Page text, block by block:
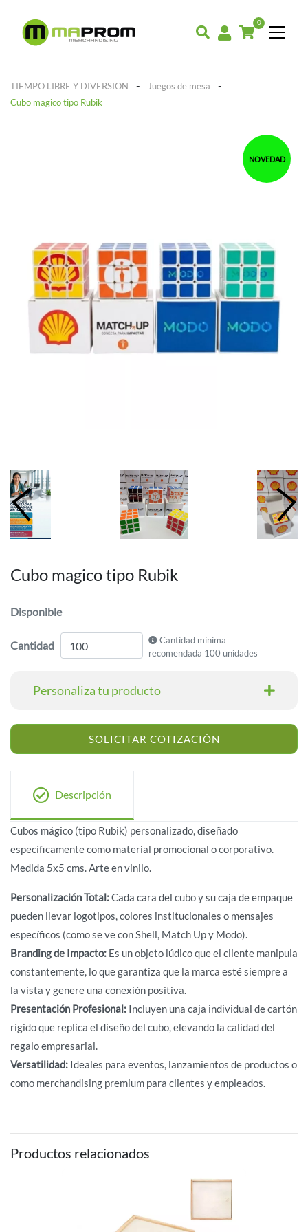
0
TIEMPO LIBRE Y DIVERSION - Juegos de mesa -
Cubo magico tipo Rubik
NOVEDAD
Cubo magico tipo Rubik
Disponible
Cantidad
Cantidad mínima
recomendada 100 unidades
Personaliza tu producto
SOLICITAR COTIZACIÓN
Descripción
Cubos mágico (tipo Rubik) personalizado, diseñado
específicamente como material promocional o corporativo.
Medida 5x5 cms. Arte en vinilo.
Personalización Total:Cada cara del cubo y su caja de empaque
pueden llevar logotipos, colores institucionales o mensajes
específicos (como se ve con Shell, Match Up y Modo).
Branding de Impacto: Es un objeto lúdico que el cliente manipula
constantemente, lo que garantiza que la marca esté siempre a
la vista y genere una conexión positiva.
Presentación Profesional: Incluyen una caja individual de cartón
rígido que replica el diseño del cubo, elevando la calidad del
regalo empresarial.
Versatilidad: Ideales para eventos, lanzamientos de productos o
como merchandising premium para clientes y empleados.
Productos relacionados